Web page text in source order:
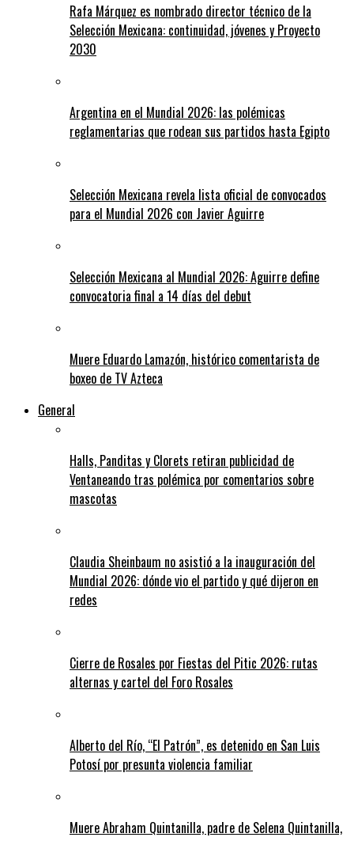
Rafa Márquez es nombrado director técnico de la
Selección Mexicana: continuidad, jóvenes y Proyecto
2030
Argentina en el Mundial 2026: las polémicas
reglamentarias que rodean sus partidos hasta Egipto
Selección Mexicana revela lista oficial de convocados
para el Mundial 2026 con Javier Aguirre
Selección Mexicana al Mundial 2026: Aguirre define
convocatoria final a 14 días del debut
Muere Eduardo Lamazón, histórico comentarista de
boxeo de TV Azteca
General
Halls, Panditas y Clorets retiran publicidad de
Ventaneando tras polémica por comentarios sobre
mascotas
Claudia Sheinbaum no asistió a la inauguración del
Mundial 2026: dónde vio el partido y qué dijeron en
redes
Cierre de Rosales por Fiestas del Pitic 2026: rutas
alternas y cartel del Foro Rosales
Alberto del Río, “El Patrón”, es detenido en San Luis
Potosí por presunta violencia familiar
Muere Abraham Quintanilla, padre de Selena Quintanilla,